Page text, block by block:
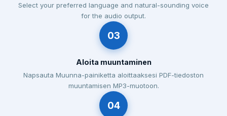
Select your preferred language and natural-sounding voice
for the audio output.
03
Aloita muuntaminen
Napsauta Muunna-painiketta aloittaaksesi PDF-tiedoston
muuntamisen MP3-muotoon.
04